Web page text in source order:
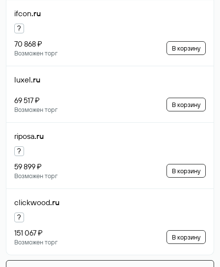
ifcon.ru
?
70 868 ₽
Возможен торг
В корзину
luxel.ru
69 517 ₽
Возможен торг
В корзину
riposa.ru
?
59 899 ₽
Возможен торг
В корзину
clickwood.ru
?
151 067 ₽
Возможен торг
В корзину